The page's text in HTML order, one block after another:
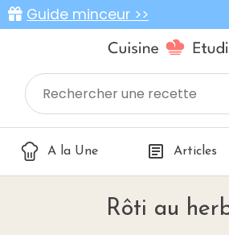
Guide minceur >>
A la Une Articles
Rôti au